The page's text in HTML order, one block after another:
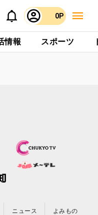
0P
情報 スポーツ
ニュース よみもの